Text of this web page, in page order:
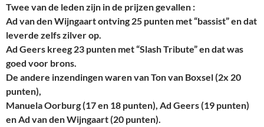
Twee van de leden zijn in de prijzen gevallen :
Ad van den Wijngaart ontving 25 punten met “bassist” en dat
leverde zelfs zilver op.
Ad Geers kreeg 23 punten met “Slash Tribute” en dat was
goed voor brons.
De andere inzendingen waren van Ton van Boxsel (2x 20
punten),
Manuela Oorburg (17 en 18 punten), Ad Geers (19 punten)
en Ad van den Wijngaart (20 punten).